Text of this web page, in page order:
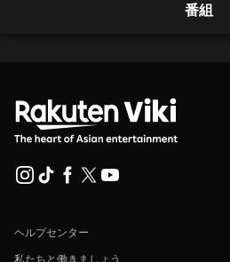
番組
ヘルプセンター
私たちと働きましょう